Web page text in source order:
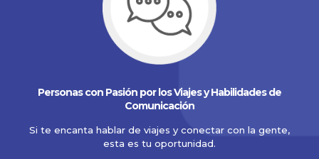
Personas con Pasión por los Viajes y Habilidades de
Comunicación
Si te encanta hablar de viajes y conectar con la gente,
esta es tu oportunidad.